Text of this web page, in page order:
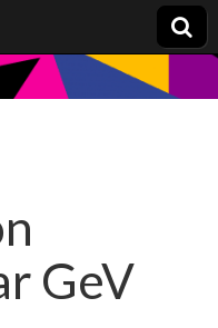
GeV